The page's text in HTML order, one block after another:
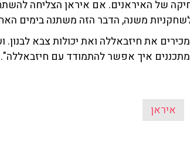
של האיראנים. אם איראן הצליחה
משנה, הדבר הזה משתנה בימים
את חיזבאללה ואת יכולות צבא לבנון.
איך אפשר להתמודד עם חיזבאללה".
איראן